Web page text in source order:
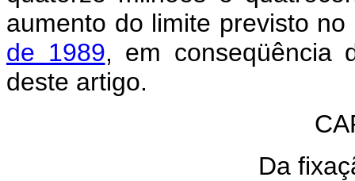
aumento do limite previsto
de 1989, em conseqüência
deste artigo.
Da